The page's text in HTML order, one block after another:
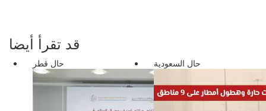
قد تقرأ أيضا
حال قطر حال السعودية